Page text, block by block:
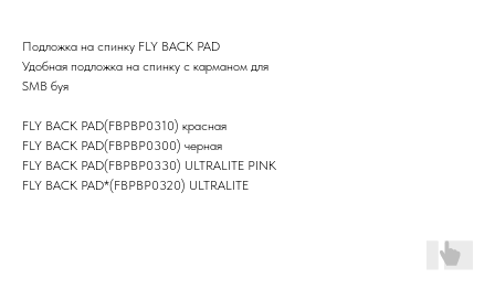
Подложка на спинку FLY BACK PAD
Удобная подложка на спинку с карманом для
SMB буя
FLY BACK PAD(FBPBP0310) красная
FLY BACK PAD(FBPBP0300) черная
FLY BACK PAD(FBPBP0330) ULTRALITE PINK
FLY BACK PAD*(FBPBP0320) ULTRALITE